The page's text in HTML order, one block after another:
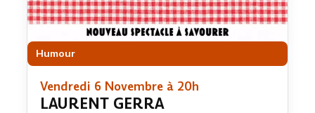
Humour
Vendredi 6 Novembre à 20h
LAURENT GERRA